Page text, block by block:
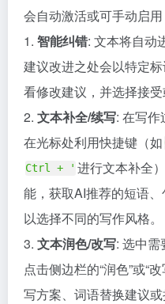
会自动激活或可手动启用
1. 智能纠错: 文本将自动
建议改进之处会以特定
看修改建议，并选择接受
2. 文本补全/续写: 在写
在光标处利用快捷键（如
Ctrl + ' 进行文本补全
能，获取AI推荐的短语
以选择不同的写作风格。
3. 文本润色/改写: 选中需
点击侧边栏的“润色”或“
写方案、词语替换建议